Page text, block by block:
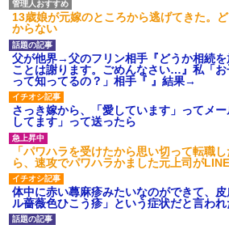
13歳娘が元嫁のところから逃げてきた。
からない
父が他界→父のフリン相手『どうか相続
ことは謝ります。ごめんなさい…』私「
って知ってるの？」相手『 』結果→
さっき嫁から、「愛しています」ってメ
してます」って送ったら
「パワハラを受けたから思い切って転職
ら、速攻でパワハラかました元上司が
体中に赤い蕁麻疹みたいなのができて、
ル薔薇色ひこう疹」という症状だと言われ